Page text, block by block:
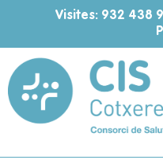
Visites: 932 438